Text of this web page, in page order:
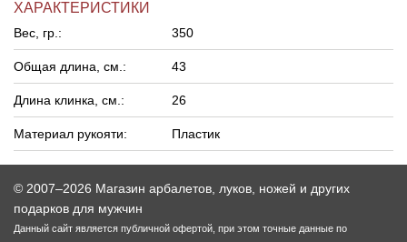
ХАРАКТЕРИСТИКИ
Вес, гр.: 350
Общая длина, см.: 43
Длина клинка, см.: 26
Материал рукояти: Пластик
© 2007–2026 Магазин арбалетов, луков, ножей и других
подарков для мужчин
Данный сайт является публичной офертой, при этом точные данные по